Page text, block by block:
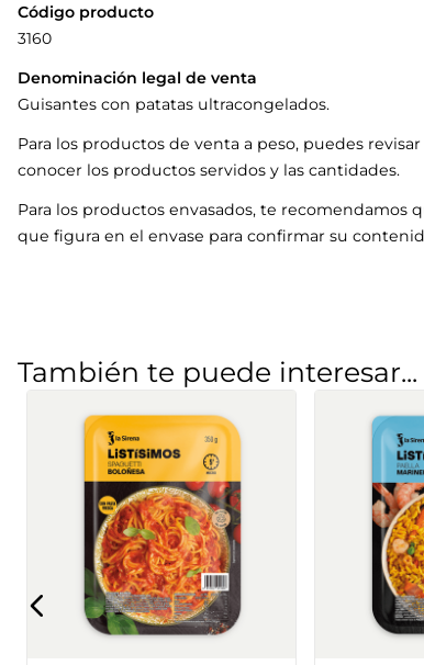
Código producto
3160
Denominación legal de venta
Guisantes con patatas ultracongelados.
Para los productos de venta a peso, puedes
conocer los productos servidos y las cantidades.
Para los productos envasados, te
que figura en el envase para confirmar su
También te puede interesar...